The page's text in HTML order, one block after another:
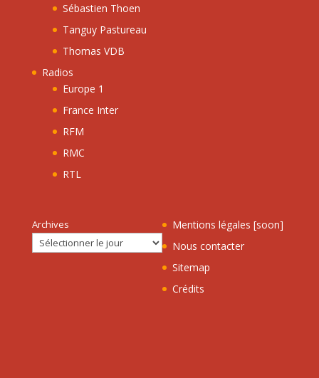
Sébastien Thoen
Tanguy Pastureau
Thomas VDB
Radios
Europe 1
France Inter
RFM
RMC
RTL
Archives
Mentions légales [soon]
Nous contacter
Sitemap
Crédits